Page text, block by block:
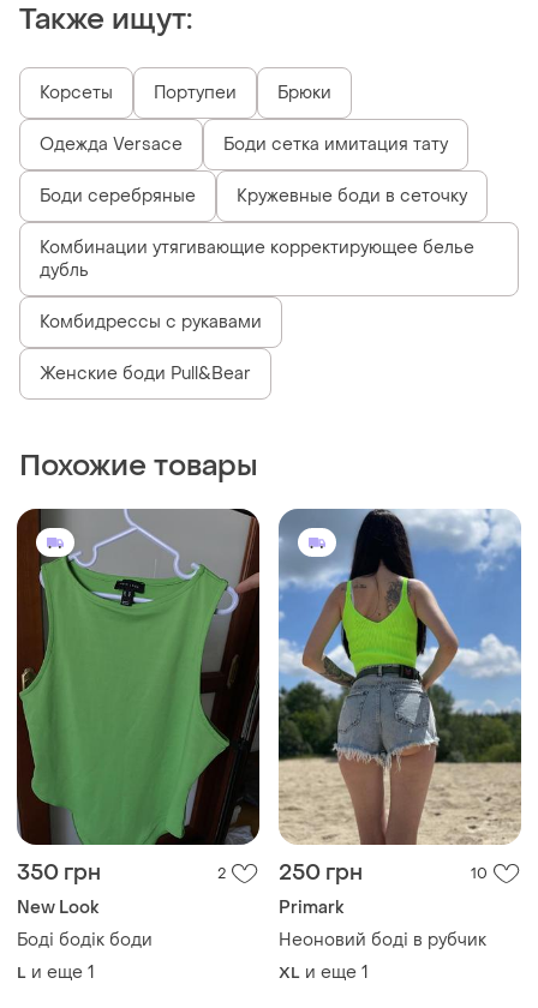
Также ищут:
Корсеты Портупеи Брюки
Одежда Versace Боди сетка имитация тату
Боди серебряные Кружевные боди в сеточку
Комбинации утягивающие корректирующее белье
дубль
Комбидрессы с рукавами
Женские боди Pull&Bear
Похожие товары
350 грн 2
New Look
Боді бодік боди
L и еще 1
250 грн 10
Primark
Неоновий боді в рубчик
XL и еще 1